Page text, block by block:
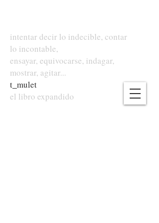
intentar decir lo indecible, contar
lo incontable,
ensayar, equivocarse, indagar,
mostrar, agitar...
t mulet
el libro expandido